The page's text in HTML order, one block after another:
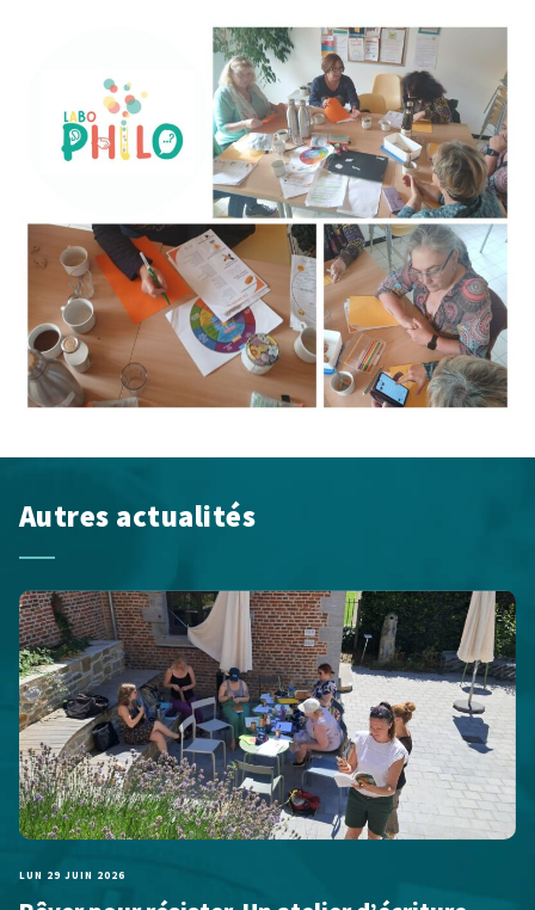
Autres actualités
LUN 29 JUIN 2026